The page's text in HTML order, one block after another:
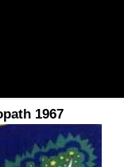
1967